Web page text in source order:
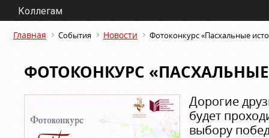
Коллегам
Главная События Новости Фотоконкурс «Пасхальные
ФОТОКОНКУРС
Дорогие
будет
выбору